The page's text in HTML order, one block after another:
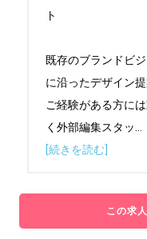
ト
既存のブランドビ
に沿ったデザイン
ご経験がある方に
く外部編集スタッ
[続きを読む]
この求